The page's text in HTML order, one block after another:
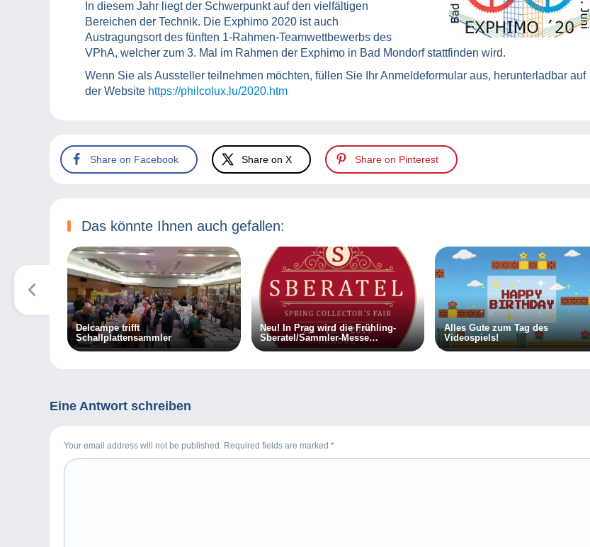
In diesem Jahr liegt der Schwerpunkt auf den vielfältigen
Bereichen der Technik. Die Exphimo 2020 ist auch
Austragungsort des fünften 1-Rahmen-Teamwettbewerbs des
VPhA, welcher zum 3. Mal im Rahmen der Exphimo in Bad Mondorf stattfinden wird.
Wenn Sie als Aussteller teilnehmen möchten, füllen Sie Ihr Anmeldeformular aus, herunterladbar auf
der Website https://philcolux.lu/2020.htm
Share on Facebook Share on X Share on Pinterest
Das könnte Ihnen auch gefallen:
Delcampe trifft
Schallplattensammler
Neu! In Prag wird die Frühling-
Sberatel/Sammler-Messe
vorbereitet
Alles Gute zum Tag des
Videospiels!
Eine Antwort schreiben
Your email address will not be published. Required fields are marked *